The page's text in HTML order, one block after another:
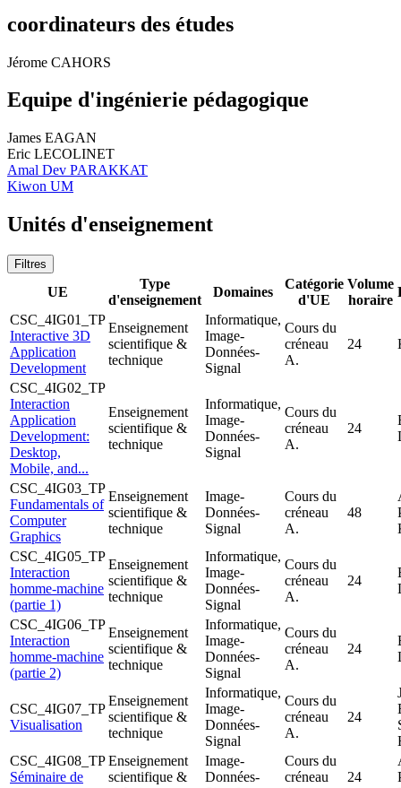
coordinateurs des études
Jérome CAHORS
Equipe d'ingénierie pédagogique
James EAGAN
Eric LECOLINET
Amal Dev PARAKKAT
Kiwon UM
Unités d'enseignement
Filtres
UE
Type
d'enseignement
Domaines
Catégorie
d'UE
Volume
horaire
CSC_4IG01_TP
Interactive 3D
Application
Development
Enseignement
scientifique &
technique
Informatique,
Image-
Données-
Signal
Cours du
créneau
A.
24
CSC_4IG02_TP
Interaction
Application
Development:
Desktop,
Mobile, and...
Enseignement
scientifique &
technique
Informatique,
Image-
Données-
Signal
Cours du
créneau
A.
24
CSC_4IG03_TP
Fundamentals of
Computer
Graphics
Enseignement
scientifique &
technique
Image-
Données-
Signal
Cours du
créneau
A.
48
CSC_4IG05_TP
Interaction
homme-machine
(partie 1)
Enseignement
scientifique &
technique
Informatique,
Image-
Données-
Signal
Cours du
créneau
A.
24
CSC_4IG06_TP
Interaction
homme-machine
(partie 2)
Enseignement
scientifique &
technique
Informatique,
Image-
Données-
Signal
Cours du
créneau
A.
24
CSC_4IG07_TP
Visualisation
Enseignement
scientifique &
technique
Informatique,
Image-
Données-
Signal
Cours du
créneau
A.
24
CSC_4IG08_TP
Séminaire de
Enseignement
scientifique &
Image-
Données-
Cours du
créneau
24